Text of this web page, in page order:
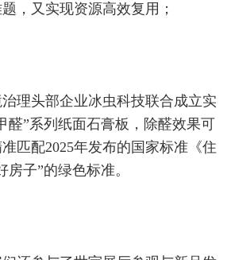
，又实现资源高效复用；
理头部企业冰虫科技联合成立实
醛”系列纸面石膏板，除醛效果可
匹配2025年发布的国家标准《住
子”的绿色标准。